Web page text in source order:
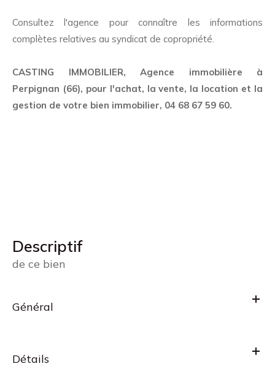
Consultez l'agence pour connaître les informations
complètes relatives au syndicat de copropriété.
CASTING IMMOBILIER, Agence immobilière à
Perpignan (66), pour l'achat, la vente, la location et la
gestion de votre bien immobilier, 04 68 67 59 60.
descriptif
de ce bien
Général
Détails